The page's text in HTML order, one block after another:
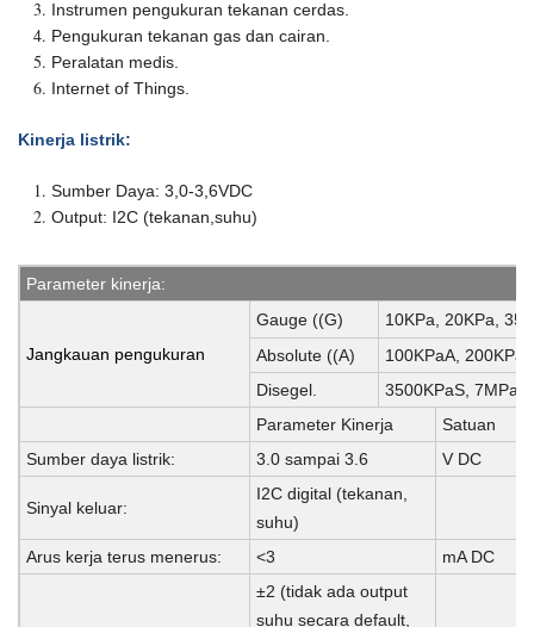
Instrumen pengukuran tekanan cerdas.
Pengukuran tekanan gas dan cairan.
Peralatan medis.
Internet of Things.
Kinerja listrik:
Sumber Daya: 3,0-3,6VDC
Output: I2C (tekanan,suhu)
Parameter kinerja:
Jangkauan pengukuran
Gauge ((G)
10KPa, 20KPa,
Absolute ((A)
100KPaA,
Disegel.
3500KPaS,
Parameter Kinerja
Satuan
Sumber daya listrik:
3.0 sampai 3.6 V DC
Sinyal keluar:
I2C digital (tekanan,
suhu)
Arus kerja terus menerus:
<3 mA DC
±2 (tidak ada output
suhu secara default,